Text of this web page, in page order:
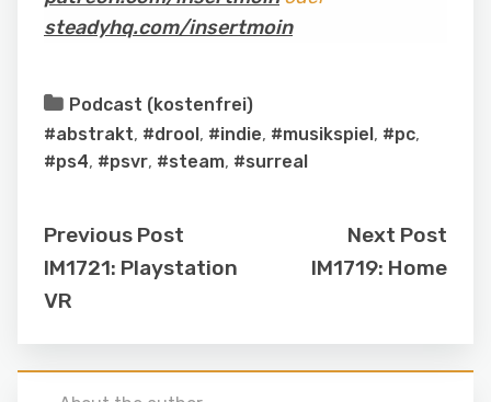
steadyhq.com/insertmoin
Podcast (kostenfrei)
#abstrakt, #drool, #indie, #musikspiel, #pc,
#ps4, #psvr, #steam, #surreal
Previous Post
IM1721: Playstation
VR
Next Post
IM1719: Home